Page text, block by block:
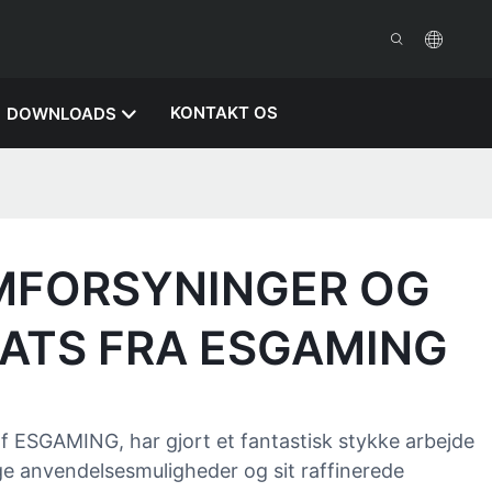
DOWNLOADS KONTAKT OS
OG
FRA ESGAMING
har gjort et fantastisk stykke arbejde
anvendelsesmuligheder og sit raffinerede